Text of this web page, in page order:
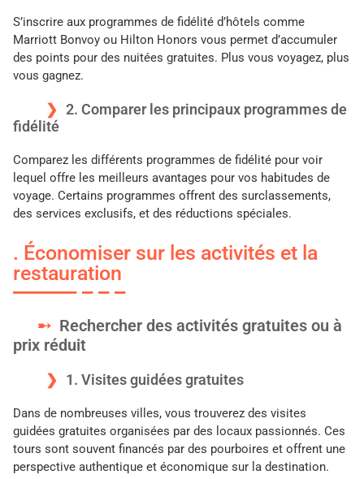
S’inscrire aux programmes de fidélité d’hôtels comme
Marriott Bonvoy ou Hilton Honors vous permet d’accumuler
des points pour des nuitées gratuites. Plus vous voyagez, plus
vous gagnez.
2. Comparer les principaux programmes de
fidélité
Comparez les différents programmes de fidélité pour voir
lequel offre les meilleurs avantages pour vos habitudes de
voyage. Certains programmes offrent des surclassements,
des services exclusifs, et des réductions spéciales.
. Économiser sur les activités et la
restauration
Rechercher des activités gratuites ou à
prix réduit
1. Visites guidées gratuites
Dans de nombreuses villes, vous trouverez des visites
guidées gratuites organisées par des locaux passionnés. Ces
tours sont souvent financés par des pourboires et offrent une
perspective authentique et économique sur la destination.